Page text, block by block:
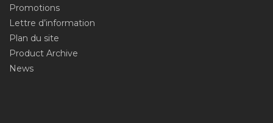
Promotions
Lettre d’information
Plan du site
Product Archive
News